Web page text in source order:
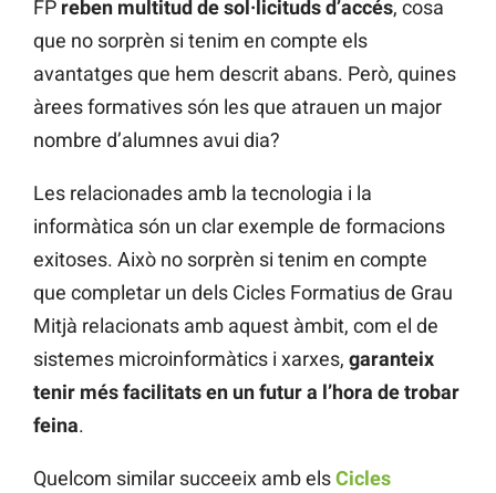
FP reben multitud de sol·licituds d’accés, cosa
que no sorprèn si tenim en compte els
avantatges que hem descrit abans. Però, quines
àrees formatives són les que atrauen un major
nombre d’alumnes avui dia?
Les relacionades amb la tecnologia i la
informàtica són un clar exemple de formacions
exitoses. Això no sorprèn si tenim en compte
que completar un dels Cicles Formatius de Grau
Mitjà relacionats amb aquest àmbit, com el de
sistemes microinformàtics i xarxes, garanteix
tenir més facilitats en un futur a l’hora de trobar
feina.
Quelcom similar succeeix amb elsCicles